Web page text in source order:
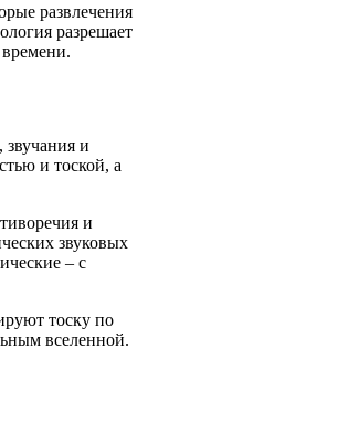
развлечения
разрешает
и
и тоской, а
и
звуковых
– с
тоску по
вселенной.